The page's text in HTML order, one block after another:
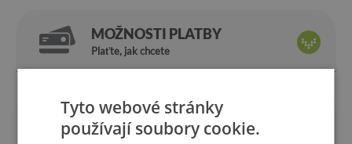
MOŽNOSTI PLATBY
Plaťte, jak chcete
Jsme
14 dníza
Tyto webové stránky
používají soubory cookie.